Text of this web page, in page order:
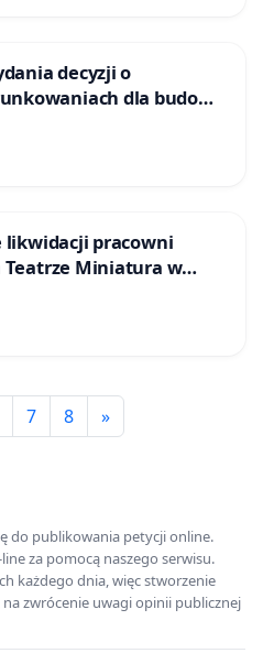
decyzji o
dla budowy
„Krynki” w
oraz ochrony
Knyszyńskiej
likwidacji pracowni
Miniatura w
7 8 »
do publikowania petycji online.
za pomocą naszego serwisu.
każdego dnia, więc stworzenie
zwrócenie uwagi opinii publicznej